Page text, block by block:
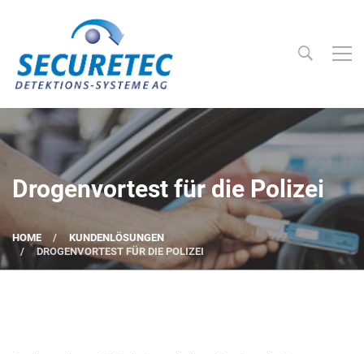
Securetec Detektions-Systeme AG
Drogenvortest für die Polizei
HOME
KUNDENLÖSUNGEN
DROGENVORTEST FÜR DIE POLIZEI